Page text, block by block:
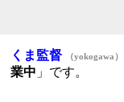
くま監督 （yokogawa）
業中 」です。